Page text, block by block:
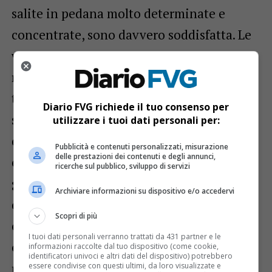
salite in pedana molto determinate e
concentrate, sono davvero soddisfatta. Le
vittorie di oggi – conclude –
rappresentano un premio speciale per
tutte loro». In questi mesi le ginnaste sono
state seguite con passione anche
dall’allenatrice Olga Merinova e dalla
coreografa Rimma Anisimova. La
ginnastica estetica di gruppo è una
disciplina della ginnastica in cui squadre
composte da sei a dieci componenti
eseguono con naturalezza, a corpo libero,
una serie di movimenti armonici, ritmici, e
Diario FVG richiede il tuo consenso per
utilizzare i tuoi dati personali per:
Pubblicità e contenuti personalizzati, misurazione
delle prestazioni dei contenuti e degli annunci,
ricerche sul pubblico, sviluppo di servizi
Archiviare informazioni su dispositivo e/o accedervi
Scopri di più
I tuoi dati personali verranno trattati da 431 partner e le
informazioni raccolte dal tuo dispositivo (come cookie,
identificatori univoci e altri dati del dispositivo) potrebbero
essere condivise con questi ultimi, da loro visualizzate e